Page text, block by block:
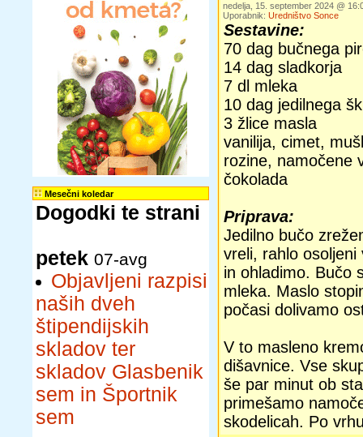
Mesečni koledar
Dogodki te strani
petek 07-avg
Objavljeni razpisi
naših dveh
štipendijskih
skladov ter
skladov Glasbenik
sem in Športnik
sem
nedelja, 15. september 2024 @
Uporabnik: Uredništvo Sonce
Sestavine:
70 dag bučnega
14 dag sladkorja
7 dl mleka
10 dag jedilnega
3 žlice masla
vanilija, cimet,
rozine, namočene
čokolada
Priprava:
Jedilno bučo
vreli, rahlo
in ohladimo. Bučo
mleka. Maslo
počasi dolivamo
V to masleno
dišavnice. Vse
še par minut ob
primešamo
skodelicah. Po